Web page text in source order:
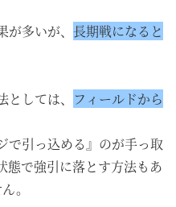
多いが、 長期戦になると
しては、
フィールドから
で引っ込める』のが手っ取
態で強引に落とす方法もあ
。